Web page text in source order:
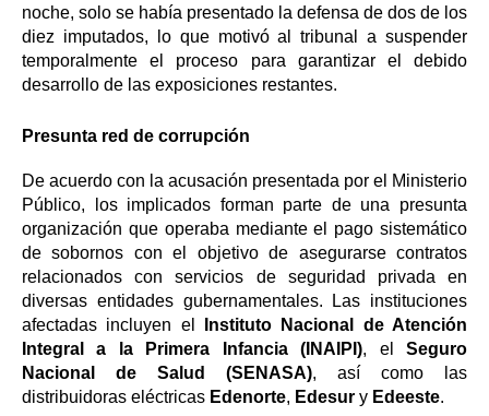
noche, solo se había presentado la defensa de dos de los
diez imputados, lo que motivó al tribunal a suspender
temporalmente el proceso para garantizar el debido
desarrollo de las exposiciones restantes.
Presunta red de corrupción
De acuerdo con la acusación presentada por el Ministerio
Público, los implicados forman parte de una presunta
organización que operaba mediante el pago sistemático
de sobornos con el objetivo de asegurarse contratos
relacionados con servicios de seguridad privada en
diversas entidades gubernamentales. Las instituciones
afectadas incluyen el
Instituto Nacional de Atención
Integral a la Primera Infancia (INAIPI), elSeguro
Nacional de Salud (SENASA), así como las
distribuidoras eléctricas Edenorte, Edesur y Edeeste.